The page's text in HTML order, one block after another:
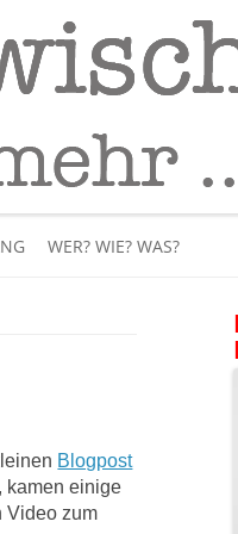
WER? WIE? WAS?
VIDEOS UND LEHRFILME
IM INTERNET
Blogpost
kamen einige
Video zum